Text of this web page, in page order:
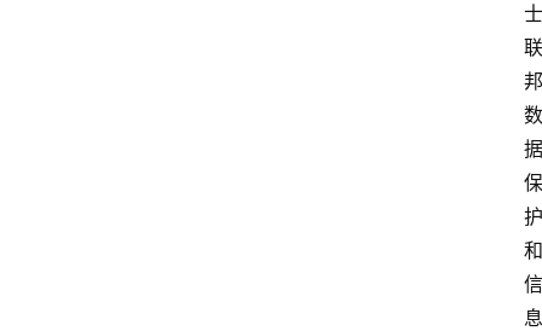
士
联
邦
数
据
保
护
和
信
息